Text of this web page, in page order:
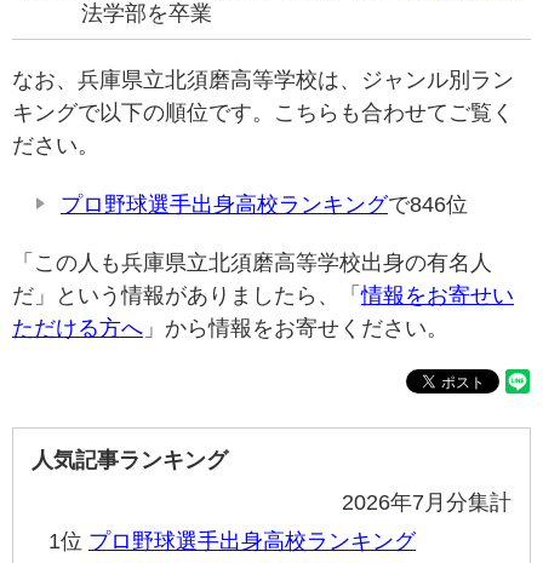
法学部を卒業
なお、兵庫県立北須磨高等学校は、ジャンル別ラン
キングで以下の順位です。こちらも合わせてご覧く
ださい。
プロ野球選手出身高校ランキングで846位
「この人も兵庫県立北須磨高等学校出身の有名人
だ」という情報がありましたら、「情報をお寄せい
ただける方へ 」から情報をお寄せください。
人気記事ランキング
2026年7月分集計
1位 プロ野球選手出身高校ランキング